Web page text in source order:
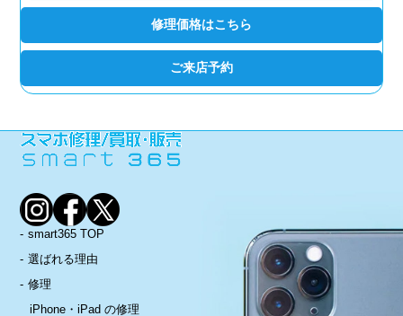
修理価格はこちら
ご来店予約
smart365 TOP
選ばれる理由
修理
iPhone・iPad の修理